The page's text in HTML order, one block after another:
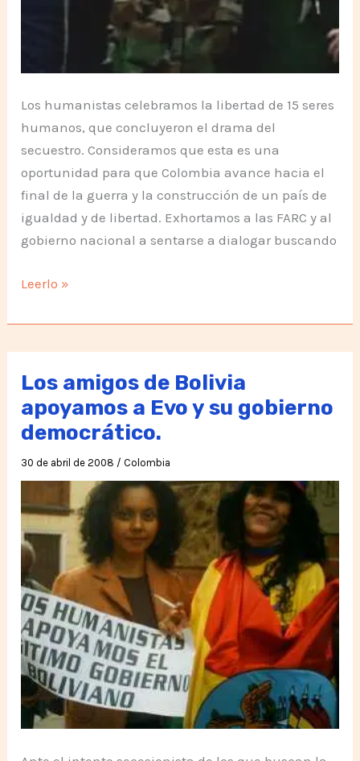
Los humanistas celebramos la libertad de 15 seres
humanos, que concluyeron el drama del
secuestro. Consideramos que esta es una
oportunidad para que Colombia avance hacia el
final de la guerra y la construcción de un país de
igualdad y de libertad. Exhortamos a las FARC y al
gobierno nacional a sentarse a dialogar buscando
Un
clave
hacia
la
paz
en
Colombia
Leerlo »
Los amigos de Bolivia
apoyamos a Evo y su gobierno
democrático.
30 de abril de 2008 / Colombia